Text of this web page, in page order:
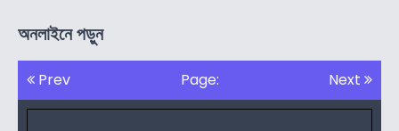
অনলাইনে পড়ুন
Prev Page: Next